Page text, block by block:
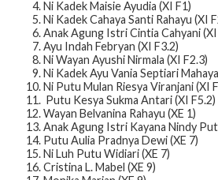
⁠Ni Kadek Maisie Ayudia (XI F1)
⁠Ni Kadek Cahaya Santi Rahayu (XI
⁠Anak Agung Istri Cintia Cahyani (XI
⁠Ayu Indah Febryan (XI F3.2)
Ni Wayan Ayushi Nirmala (XI F2.3)
⁠Ni Kadek Ayu Vania Septiari
⁠Ni Putu Mulan Riesya Viranjani (XI
⁠Putu Kesya Sukma Antari (XI F5.2)
Wayan Belvanina Rahayu (XE 1)
Anak Agung Istri Kayana Nindy
⁠Putu Aulia Pradnya Dewi (XE 7)
Ni Luh Putu Widiari (XE 7)
Cristina L. Mabel (XE 9)